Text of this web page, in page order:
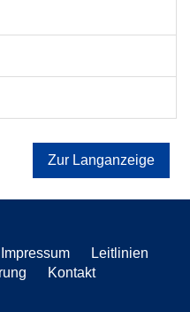
Zur Langanzeige
Impressum
Leitlinien
Kontakt